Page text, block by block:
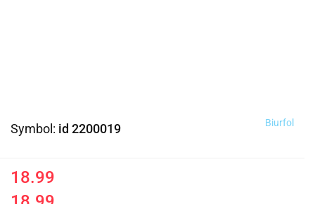
Symbol: id 2200019 Biurfol
18.99